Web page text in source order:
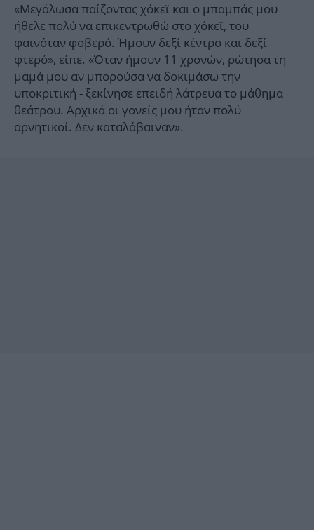
«Μεγάλωσα παίζοντας χόκεϊ και ο μπαμπάς μου
ήθελε πολύ να επικεντρωθώ στο χόκεϊ, του
φαινόταν φοβερό. Ήμουν δεξί κέντρο και δεξί
φτερό», είπε. «Όταν ήμουν 11 χρονών, ρώτησα τη
μαμά μου αν μπορούσα να δοκιμάσω την
υποκριτική - ξεκίνησε επειδή λάτρευα το μάθημα
θεάτρου. Αρχικά οι γονείς μου ήταν πολύ
αρνητικοί. Δεν καταλάβαιναν».